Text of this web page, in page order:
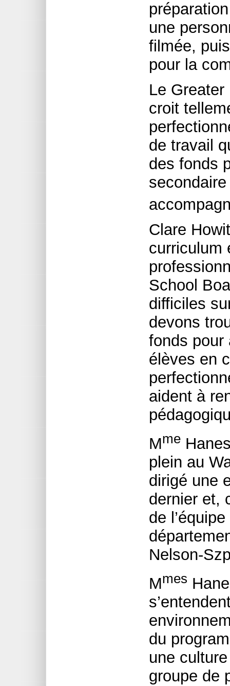
une
filmée,
pour la
Le
croit
de travail
des fonds
Clare
curriculum
School
difficiles
devons
fonds pour
élèves en
aident à
Mme
plein au
dirigé une
dernier et,
de
Nelson-
Mmes
du
une
groupe de